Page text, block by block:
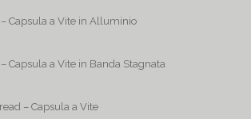
Capsula a Vite in Alluminio
Capsula a Vite in Banda Stagnata
– Capsula a Vite